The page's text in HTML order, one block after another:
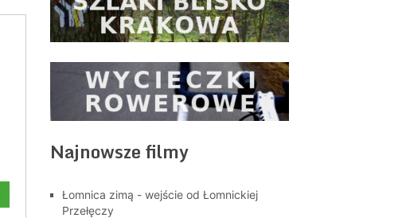
Najnowsze filmy
Łomnica zimą - wejście od Łomnickiej
Przełęczy